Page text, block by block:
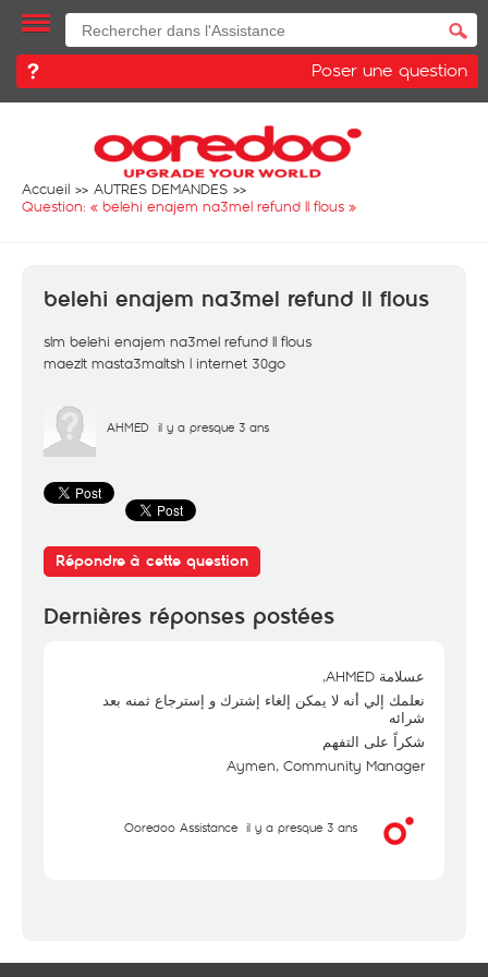
Poser une question
Accueil
AUTRES DEMANDES
Question: « belehi enajem na3mel refund ll flous »
belehi enajem na3mel refund ll flous
slm belehi enajem na3mel refund ll flous
maezlt masta3maltsh l internet 30go
AHMED il y a presque 3 ans
Répondre à cette question
Dernières réponses postées
عسلامة AHMED,
نعلمك إلي أنه لا يمكن إلغاء إشترك و إسترجاع ثمنه بعد
شرائه
شكراً على التفهم
Aymen, Community Manager
Ooredoo Assistance il y a presque 3 ans